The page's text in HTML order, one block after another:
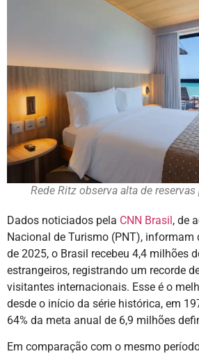
Rede Ritz observa alta de
Dados noticiados pela CNN Brasil, de
Nacional de Turismo (PNT), informam
de 2025, o Brasil recebeu 4,4 milhões
estrangeiros, registrando um recorde
visitantes internacionais. Esse é o
desde o início da série histórica, em
64% da meta anual de 6,9 milhões
Em comparação com o mesmo